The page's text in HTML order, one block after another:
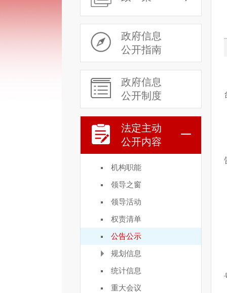
政府信息
公开指南
政府信息
公开制度
法定主动
公开内容
机构职能
领导之窗
领导活动
权责清单
公告公示
规划信息
统计信息
重大会议